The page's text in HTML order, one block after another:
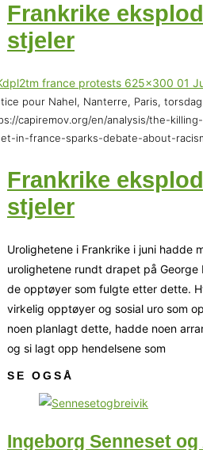
Frankrike
stjeler
pour Nahel, Nanterre, Paris,
capiremov.org/en/analysis/the-
in-france-sparks-debate-about-
Frankrike
stjeler
Urolighetene i Frankrike i juni hadde
urolighetene rundt drapet på George
de opptøyer som fulgte etter dette.
virkelig opptøyer og sosial uro som
noen planlagt dette, hadde noen
og si lagt opp hendelsene som
SE OGSÅ
Ingeborg Senneset